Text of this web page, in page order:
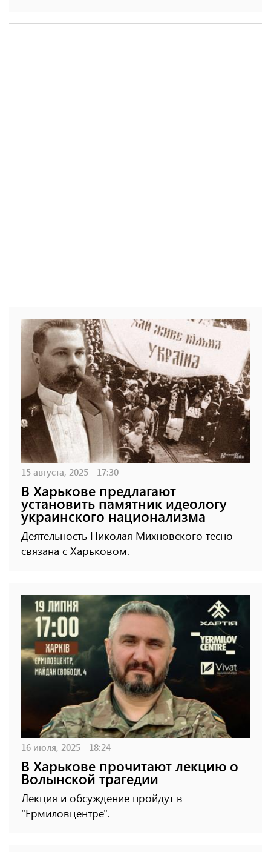
15 августа, 2025 - 17:30
В Харькове предлагают
установить памятник идеологу
украинского национализма
Деятельность Николая Михновского тесно
связана с Харьковом.
16 июля, 2025 - 18:24
В Харькове прочитают лекцию о
Волынской трагедии
Лекция и обсуждение пройдут в
"Ермиловцентре".